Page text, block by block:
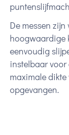
De messen zijn
hoogwaardige
eenvoudig
instelbaar voor
maximale
opgevangen.